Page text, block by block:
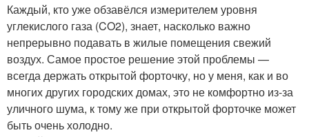
Каждый, кто уже обзавёлся измерителем уровня
углекислого газа (CO2), знает, насколько важно
непрерывно подавать в жилые помещения свежий
воздух. Самое простое решение этой проблемы —
всегда держать открытой форточку, но у меня, как и во
многих других городских домах, это не комфортно из-за
уличного шума, к тому же при открытой форточке может
быть очень холодно.